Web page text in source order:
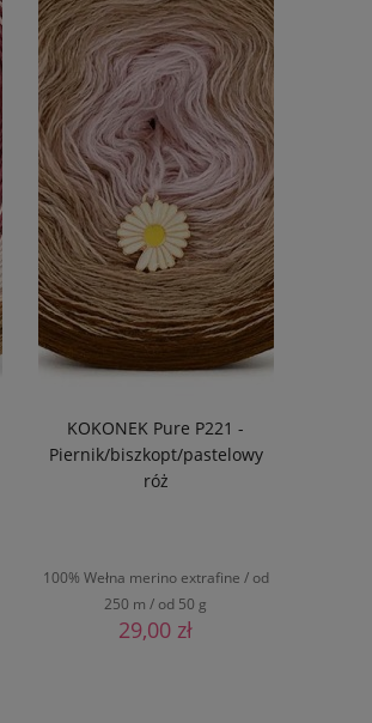
KOKONEK Pure P221 -
Piernik/biszkopt/pastelowy
róż
100% Wełna merino extrafine / od
250 m / od 50 g
29,00 zł